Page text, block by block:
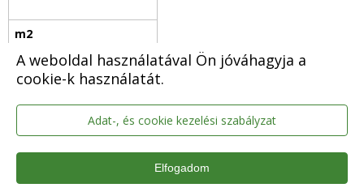
A weboldal használatával Ön jóváhagyja a
cookie-k használatát.
Adat-, és cookie kezelési szabályzat
Elfogadom
4,84
előtér